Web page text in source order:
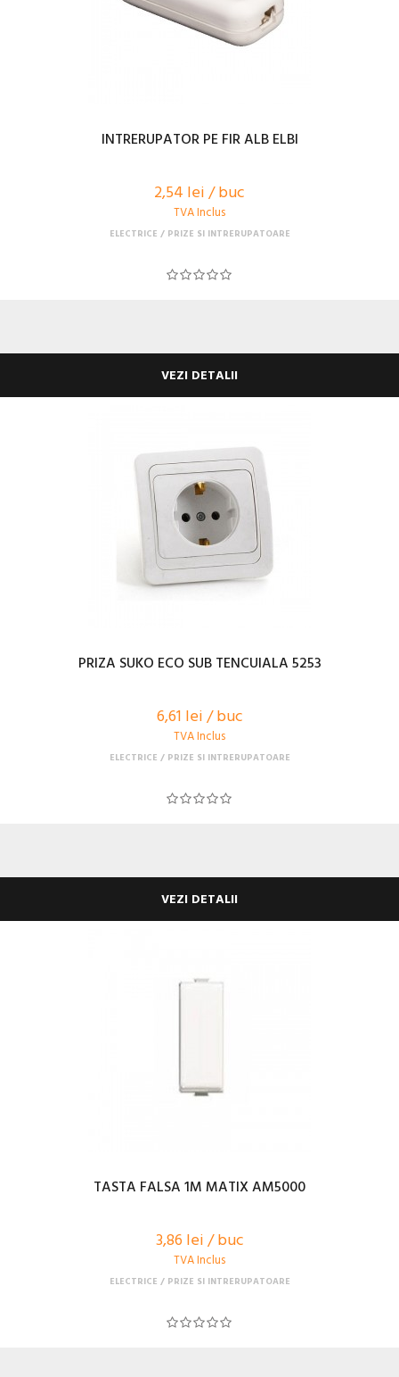
INTRERUPATOR PE FIR ALB ELBI
2,54 lei / buc
TVA Inclus
ELECTRICE PRIZE SI INTRERUPATOARE
VEZI DETALII
PRIZA SUKO ECO SUB TENCUIALA 5253
6,61 lei / buc
TVA Inclus
ELECTRICE PRIZE SI INTRERUPATOARE
VEZI DETALII
TASTA FALSA 1M MATIX AM5000
3,86 lei / buc
TVA Inclus
ELECTRICE PRIZE SI INTRERUPATOARE